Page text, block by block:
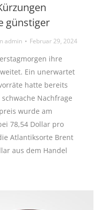
günstiger
admin Februar 29, 2024
ihre
Ein unerwartet
hatte bereits
Nachfrage
wurde am
78,54 Dollar pro
Atlantiksorte Brent
aus dem Handel